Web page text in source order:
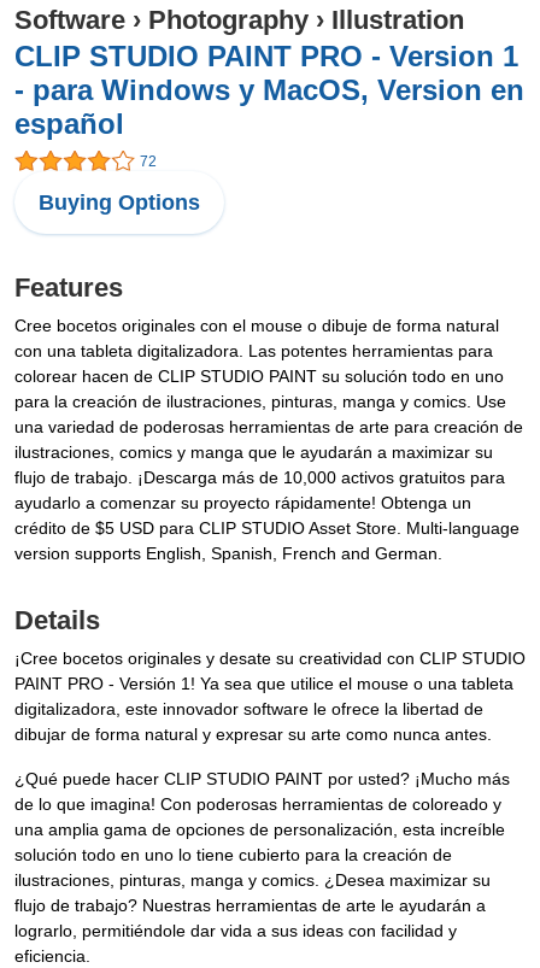
Software › Photography › Illustration
CLIP STUDIO PAINT PRO - Version 1
- para Windows y MacOS, Version en
español
72
Buying Options
Features
Cree bocetos originales con el mouse o dibuje de forma natural
con una tableta digitalizadora. Las potentes herramientas para
colorear hacen de CLIP STUDIO PAINT su solución todo en uno
para la creación de ilustraciones, pinturas, manga y comics. Use
una variedad de poderosas herramientas de arte para creación de
ilustraciones, comics y manga que le ayudarán a maximizar su
flujo de trabajo. ¡Descarga más de 10,000 activos gratuitos para
ayudarlo a comenzar su proyecto rápidamente! Obtenga un
crédito de $5 USD para CLIP STUDIO Asset Store. Multi-language
version supports English, Spanish, French and German.
Details
¡Cree bocetos originales y desate su creatividad con CLIP STUDIO
PAINT PRO - Versión 1! Ya sea que utilice el mouse o una tableta
digitalizadora, este innovador software le ofrece la libertad de
dibujar de forma natural y expresar su arte como nunca antes.
¿Qué puede hacer CLIP STUDIO PAINT por usted? ¡Mucho más
de lo que imagina! Con poderosas herramientas de coloreado y
una amplia gama de opciones de personalización, esta increíble
solución todo en uno lo tiene cubierto para la creación de
ilustraciones, pinturas, manga y comics. ¿Desea maximizar su
flujo de trabajo? Nuestras herramientas de arte le ayudarán a
lograrlo, permitiéndole dar vida a sus ideas con facilidad y
eficiencia.